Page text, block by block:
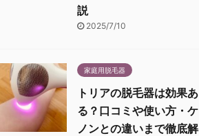
説
2025/7/10
家庭用脱毛器
トリアの脱毛器は効果あ
る？口コミや使い方・ケ
ノンとの違いまで徹底解